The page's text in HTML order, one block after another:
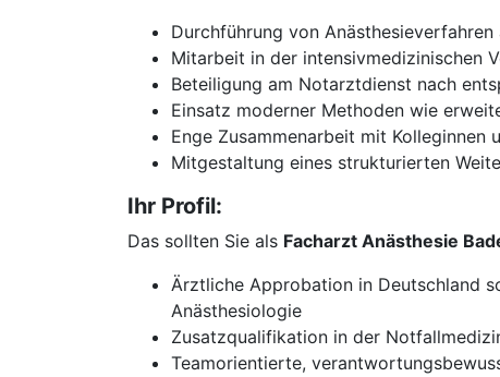
Durchführung von
Mitarbeit in der intensivmedizinischen
Beteiligung am Notarztdienst nach
Einsatz moderner Methoden wie
Enge Zusammenarbeit mit Kolleginnen
Mitgestaltung eines strukturierten
Ihr Profil:
Das sollten Sie als Facharzt Anästhesie
Ärztliche Approbation in Deutschland
Anästhesiologie
Zusatzqualifikation in der
Teamorientierte,